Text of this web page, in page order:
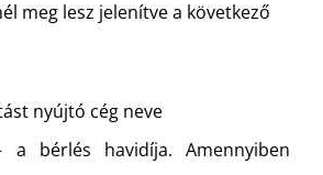
meg lesz jelenítve a következő
nyújtó cég neve
a bérlés havidíja. Amennyiben